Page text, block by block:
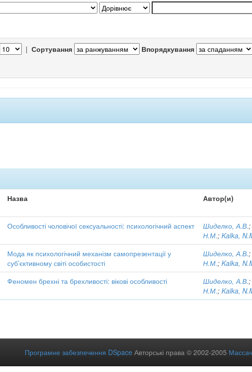
| Сортування Впорядкування
Назва Автор(и)
Особливості чоловічої сексуальності: психологічний аспект Шиделко, А.В.
Н.М.;Kalka,
Мода як психологічний механізм самопрезентації у
суб’єктивному світі особистості
Шиделко, А.В.
Н.М.;Kalka,
Феномен брехні та брехливості: вікові особливості Шиделко, А.В.
Н.М.;Kalka,
Програмне забезпечення DSpace Авторські права © 2002-2005